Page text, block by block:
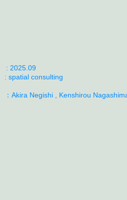
: 2025.09
consulting
Negishi , Kenshirou